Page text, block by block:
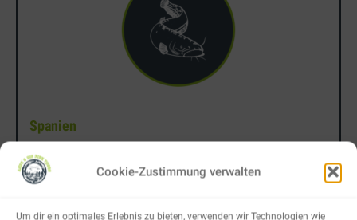
Cookie-Zustimmung verwalten
Um dir ein optimales Erlebnis zu bieten, verwenden wir Technologien wie
Spanien
In Spanien auf Waller und andere Fischarten